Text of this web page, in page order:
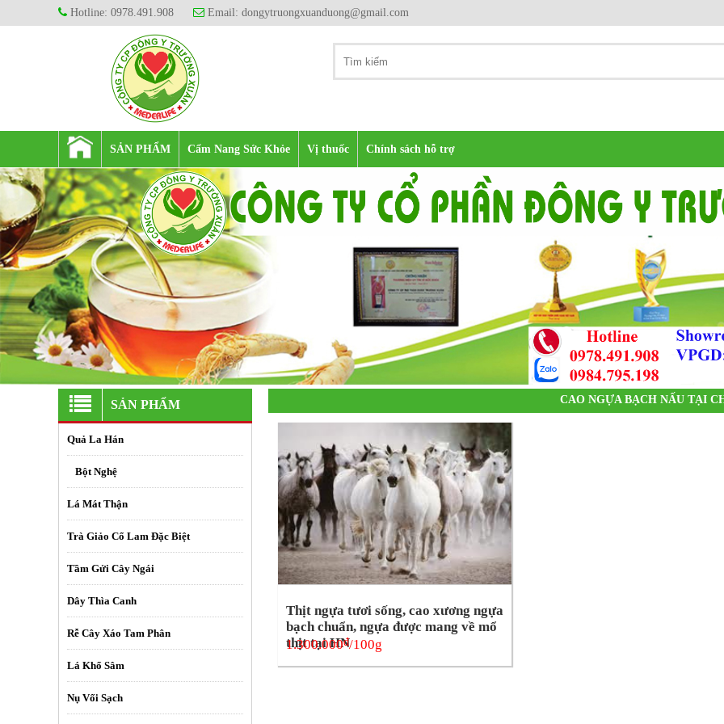
Hotline: 0978.491.908 Email: dongytruongxuanduong@gmail.com
SẢN PHẨM Cẩm Nang Sức Khỏe Vị thuốc Chính sách hỗ trợ
SẢN PHẨM
Quả La Hán
Bột Nghệ
Lá Mát Thận
Trà Giảo Cổ Lam Đặc Biệt
Tầm Gửi Cây Ngái
Dây Thìa Canh
Rễ Cây Xáo Tam Phân
Lá Khổ Sâm
Nụ Vối Sạch
CAO NGỰA BẠCH NẤU TẠI
Thịt ngựa tươi sống, cao xương ngựa
bạch chuẩn, ngựa được mang về mổ
thịt tại HN
1.300.000đ/100g